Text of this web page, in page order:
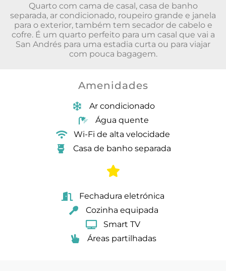
Quarto com cama de casal, casa de banho
separada, ar condicionado, roupeiro grande e janela
para o exterior, também tem secador de cabelo e
cofre. É um quarto perfeito para um casal que vai a
San Andrés para uma estadia curta ou para viajar
com pouca bagagem.
Amenidades
Ar condicionado
Água quente
Wi-Fi de alta velocidade
Casa de banho separada
Fechadura eletrónica
Cozinha equipada
Smart TV
Áreas partilhadas